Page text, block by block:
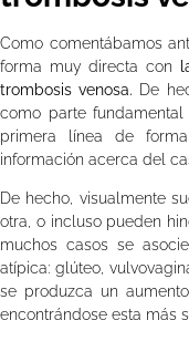
Como comentábamos
forma muy directa con
trombosis venosa. De
como parte
primera línea de
información acerca del
De hecho, visualmente
otra, o incluso pueden
muchos casos se
atípica: glúteo,
se produzca un
encontrándose esta más